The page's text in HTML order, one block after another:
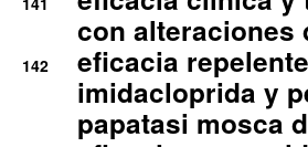
con alteraciones
142
eficacia
imidacloprida y
papatasi mosca